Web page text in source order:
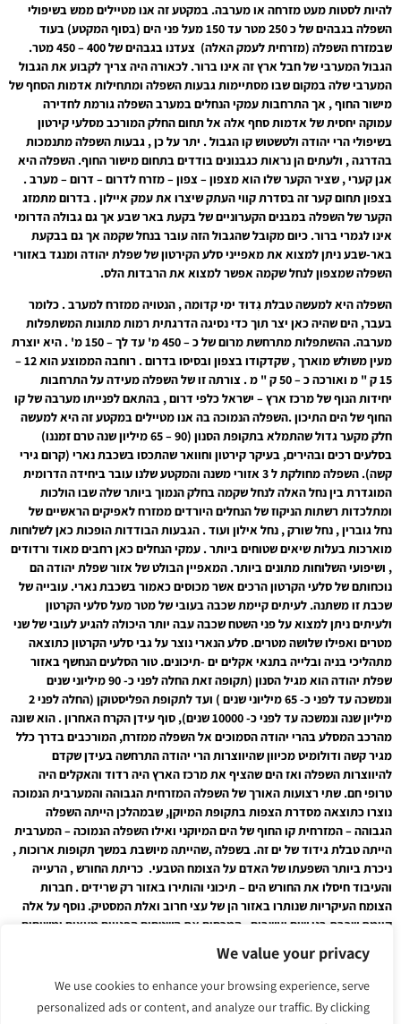
We value your privacy
We use cookies to enhance your browsing experience, serve
personalized ads or content, and analyze our traffic. By clicking
להיות לסטות מעט מזרחה או מערבה. במקטע זה אנו מטיילים ממש בשיפולי
השפלה בגבהים של כ 250 מטר עד 150 מעל פני הים (בסוף המקטע) בעוד
שבמזרח השפלה (מזרחית לעמק האלה) צעדנו בגבהים של 400 – 450 מטר.
הגבול המערבי של חבל ארץ זה אינו ברור. לכאורה היה צריך לקבוע את הגבול
המערבי שלה במקום שבו מסתיימות גבעות השפלה ומתחילות אדמות הסחף של
מישור החוף , אך התרחבות עמקי הנחלים במערב השפלה גורמת לחדירה
עמוקה יחסית של אדמות סחף אלה אל תחום החלק המורכב מסלעי קירטון
בשיפולי הרי יהודה ולטשטוש קו הגבול . יתר על כן , גבעות השפלה מתנמכות
בהדרגה , ולעתים הן נראות כגבנונים בודדים בתחום מישור החוף. השפלה היא
אגן קערי , שציר הקער שלו הוא מצפון – צפון – מזרח לדרום – דרום – מערב .
בצפון תחום קער זה בסדרת קווי העתק שיצרו את עמק איילון . בדרום מתמזג
הקער של השפלה במבנים הקערוניים של בקעת באר שבע אך גם גבולה הדרומי
אינו לגמרי ברור. כיום מקובל שהגבול הזה עובר בנחל שקמה אך גם בבקעת
באר-שבע ניתן למצוא את מאפייני סלע הקירטון של שפלת יהודה ומנגד באזורי
השפלה שמצפון לנחל שקמה אפשר למצוא את הרבדות הלס.
השפלה היא למעשה טבלת גִדוּד ימי קדומה , הנטויה ממזרח למערב . כלומר
בעבר, הים שהיה כאן יצר תוך כדי נסיגה הדרגתית רמות מתונות המשתפלות
מערבה. ההשתפלות מתרחשת מרום של כ – 450 מ' עד לך – 150 מ' . היא יוצרת
מעין משולש מוארך , שקדקודו בצפון ובסיסו בדרום . רוחבה הממוצע הוא 12 –
15 ק " מ ואורכה כ – 50 ק " מ . צורתה זו של השפלה מעידה על התרחבות
יחידות הנוף של מרכז ארץ – ישראל כלפי דרום , בהתאם לפנייתו מערבה של קו
החוף של הים התיכון .השפלה הנמוכה בה אנו מטיילים במקטע זה היא למעשה
חלק מקער גדול שהתמלא בתקופת הסנון (90 – 65 מיליון שנה טרם זמננו)
בסלעים רכים ובהירים, בעיקר קירטון וחוואר שהתכסו בשכבת נארי (קרום גירי
קשה). השפלה מחולקת ל 3 אזורי משנה והמקטע שלנו עובר ביחידה הדרומית
המוגדרת בין נחל האלה לנחל שקמה בחלק הנמוך ביותר שלה שבו הולכות
ומתלכדות רשתות הניקוז של הנחלים היורדים ממזרח לאפיקים הראשיים של
נחל גוברין , נחל שורק , נחל אילון ועוד . הגבעות הבודדות הופכות כאן לשלוחות
מוארכות בעלות שיאים שטוחים ביותר . עמקי הנחלים כאן רחבים מאוד ורדודים
, ושיפועי השלוחות מתונים ביותר. המאפיין הבולט של אזור שפלת יהודה הם
נוכחותם של סלעי הקרטון הרכים אשר מכוסים כאמור בשכבת נארי. עובייה של
שכבת זו משתנה. לעיתים קיימת שכבה בעובי של מטר מעל סלעי הקרטון
ולעיתים ניתן למצוא על פני השטח שכבה עבה יותר היכולה להגיע לעובי של שני
מטרים ואפילו שלושה מטרים. סלע הנארי נוצר על גבי סלעי הקרטון כתוצאה
מתהליכי בניה ובלייה בתנאי אקלים ים -תיכונים. טור הסלעים הנחשף באזור
שפלת יהודה הוא מגיל הסנון (תקופה זאת החלה לפני כ- 90 מיליוני שנים
ונמשכה עד לפני כ- 65 מיליוני שנים ) ועד לתקופת הפליסטוקן (החלה לפני 2
מיליון שנה ונמשכה עד לפני כ- 10000 שנים), סוף עידן הקרח האחרון . הוא שונה
מהרכב המסלע בהרי יהודה הסמוכים אל השפלה ממזרח, המורכבים בדרך כלל
מגיר קשה ודולומיט מכיוון שהיווצרות הרי יהודה התרחשה בעידן שקדם
להיווצרות השפלה ואז הים שהציף את מרכז הארץ היה רדוד והאקלים היה
טרופי חם. שתי רצועות האורך של השפלה המזרחית הגבוהה והמערבית הנמוכה
נוצרו כתוצאה מסדרת הצפות בתקופת המיוקן, שבמהלכן הייתה השפלה
הגבוהה – המזרחית קו החוף של הים המיוקני ואילו השפלה הנמוכה – המערבית
הייתה טבלת גידוד של ים זה. בשפלה ,שהייתה מיושבת במשך תקופות ארוכות ,
ניכרת ביותר השפעתו של האדם על הצומח הטבעי. כריתת החורש , הרעייה
והעיבוד חיסלו את החורש הים – תיכוני והותירו באזור רק שרידים . חברות
הצומח העיקריות שנותרו באזור הן של עצי חרוב ואלת המסטיק. נוסף על אלה
קיימת שכבת בני שיח ועשבים , המכסים את השטחים הפנויים מעצים ומשיחים
גבוהים . אלה מתפתחות בעיקר על קרקע רנזדינה חומה. בצד עצי החרוב
המצוי ואלת המסטיק גדלים בה גם עצי אשחר ארצישראלי , אלון מצוי , אלה
ארצישראלית , עוזרר קוצני ובר – זית בינוני . מבין המטפסים נפוצים בה פואה
מצויה , פרסיון גדול , קיסוסית החרש , אספרג החרש וקדה שעירה . האזור שבו
אנו מטיילים כולו היה מיושב ברציפות לאורך ההיסטוריה. הוא בקרבת תל